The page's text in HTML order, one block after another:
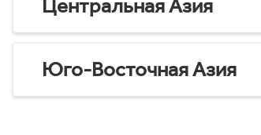
Центральная Азия
Юго-Восточная Азия